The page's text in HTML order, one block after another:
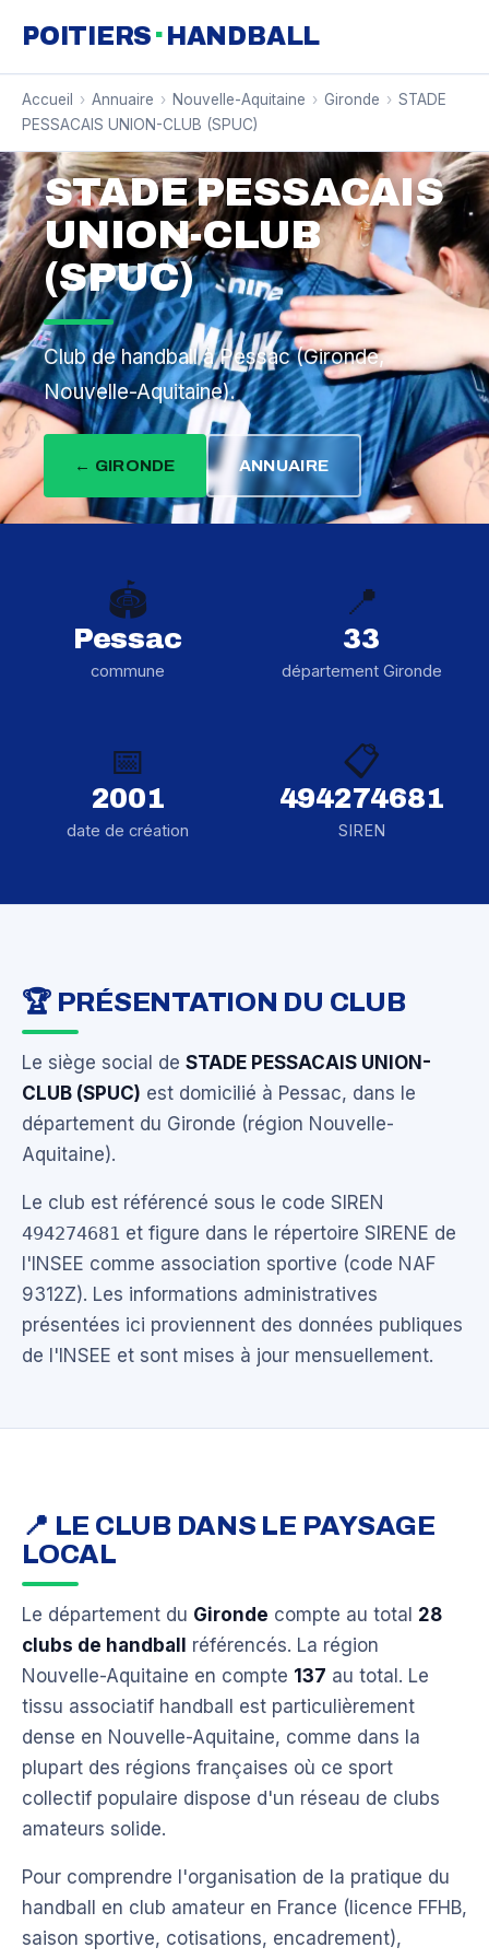
POITIERS · HANDBALL
Accueil › Annuaire › Nouvelle-Aquitaine › Gironde › STADE
PESSACAIS UNION-CLUB (SPUC)
STADE PESSACAIS
UNION-CLUB
(SPUC)
Club de handball à Pessac (Gironde,
Nouvelle-Aquitaine).
← GIRONDE ANNUAIRE
🏟️
Pessac
commune
📍
33
département Gironde
📅
2001
date de création
📋
494274681
SIREN
🏆 PRÉSENTATION DU CLUB
Le siège social de STADE PESSACAIS UNION-
CLUB (SPUC) est domicilié à Pessac, dans le
département du Gironde (région Nouvelle-
Aquitaine).
Le club est référencé sous le code SIREN
494274681 et figure dans le répertoire SIRENE de
l'INSEE comme association sportive (code NAF
9312Z). Les informations administratives
présentées ici proviennent des données publiques
de l'INSEE et sont mises à jour mensuellement.
📍 LE CLUB DANS LE PAYSAGE
LOCAL
Le département du Gironde compte au total 28
clubs de handball
référencés. La région
Nouvelle-Aquitaine en compte 137 au total. Le
tissu associatif handball est particulièrement
dense en Nouvelle-Aquitaine, comme dans la
plupart des régions françaises où ce sport
collectif populaire dispose d'un réseau de clubs
amateurs solide.
Pour comprendre l'organisation de la pratique du
handball en club amateur en France (licence FFHB,
saison sportive, cotisations, encadrement),